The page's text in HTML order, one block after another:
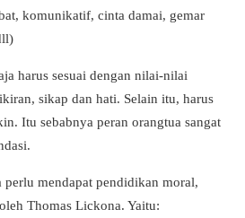
komunikatif, cinta damai, gemar
harus sesuai dengan nilai-nilai
sikap dan hati. Selain itu, harus
Itu sebabnya peran orangtua sangat
mendapat pendidikan moral,
Thomas Lickona. Yaitu: